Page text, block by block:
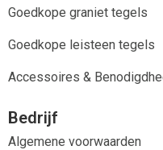
Goedkope graniet tegels
Goedkope leisteen tegels
Accessoires &
Bedrijf
Algemene voorwaarden